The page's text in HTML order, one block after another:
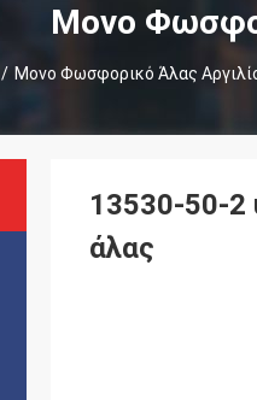
Μονο
/ Μονο Φωσφορικό Άλας
13530-50-2
άλας